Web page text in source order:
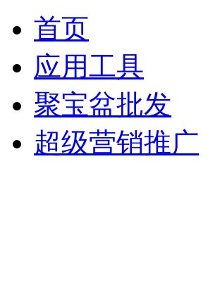
首页
应用工具
聚宝盆批发
超级营销推广